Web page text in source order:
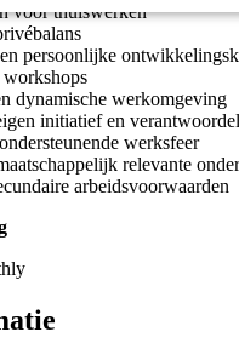
voor thuiswerken
persoonlijke
dynamische werkomgeving
initiatief en
werksfeer
relevante
arbeidsvoorwaarden